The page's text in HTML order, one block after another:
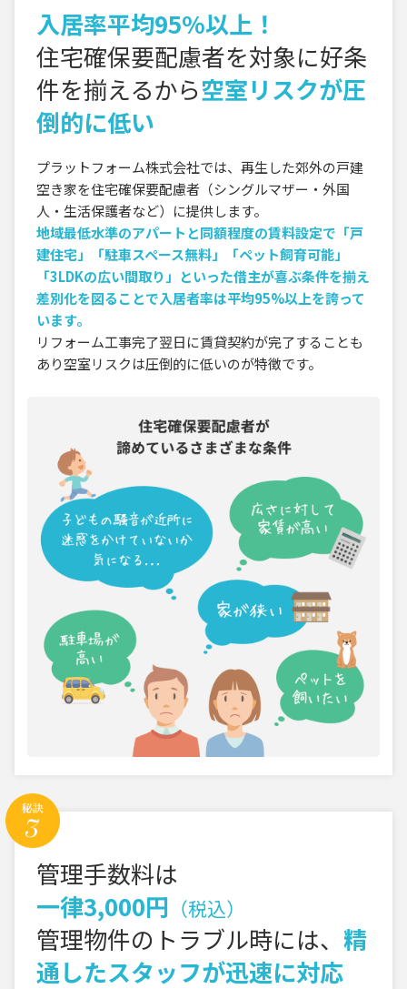
入居率平均95%以上！
住宅確保要配慮者を対象に好条
件を揃えるから空室リスクが圧
倒的に低い
プラットフォーム株式会社では、再生した郊外の戸建
空き家を住宅確保要配慮者（シングルマザー・外国
人・生活保護者など）に提供します。
地域最低水準のアパートと同額程度の賃料設定で「戸
建住宅」「駐車スペース無料」「ペット飼育可能」
「3LDKの広い間取り」といった借主が喜ぶ条件を揃え
差別化を図ることで入居者率は平均95%以上を誇って
います。
リフォーム工事完了翌日に賃貸契約が完了することも
あり空室リスクは圧倒的に低いのが特徴です。
管理手数料は
一律3,000円 （税込）
管理物件のトラブル時には、 精
通したスタッフが迅速に対応